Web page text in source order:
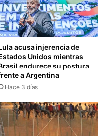
acusa injerencia de
Unidos mientras
endurece su postura
a Argentina
Hace 3 días